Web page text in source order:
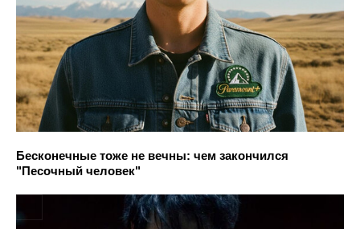
Бесконечные тоже не вечны: чем закончился
"Песочный человек"